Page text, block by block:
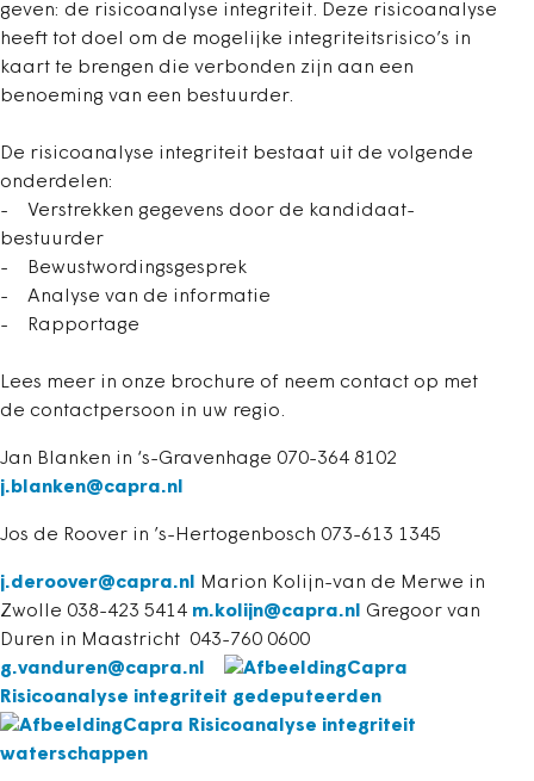
geven: de risicoanalyse integriteit. Deze risicoanalyse
heeft tot doel om de mogelijke integriteitsrisico’s in
kaart te brengen die verbonden zijn aan een
benoeming van een bestuurder.
De risicoanalyse integriteit bestaat uit de volgende
onderdelen:
- Verstrekken gegevens door de kandidaat-
bestuurder
- Bewustwordingsgesprek
- Analyse van de informatie
- Rapportage
Lees meer in onze brochure of neem contact op met
de contactpersoon in uw regio.
Jan Blanken in ‘s-Gravenhage 070-364 8102
j.blanken@capra.nl
Jos de Roover in ’s-Hertogenbosch 073-613 1345
j.deroover@capra.nl
Marion Kolijn-van de Merwe in
Zwolle 038-423 5414 m.kolijn@capra.nl Gregoor van
Duren in Maastricht 043-760 0600
g.vanduren@capra.nl
Capra
Risicoanalyse integriteit gedeputeerden
Capra Risicoanalyse integriteit
waterschappen